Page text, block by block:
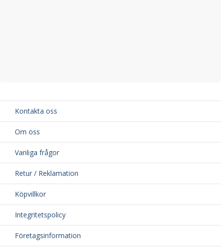
Kontakta oss
Om oss
Vanliga frågor
Retur / Reklamation
Köpvillkor
Integritetspolicy
Företagsinformation